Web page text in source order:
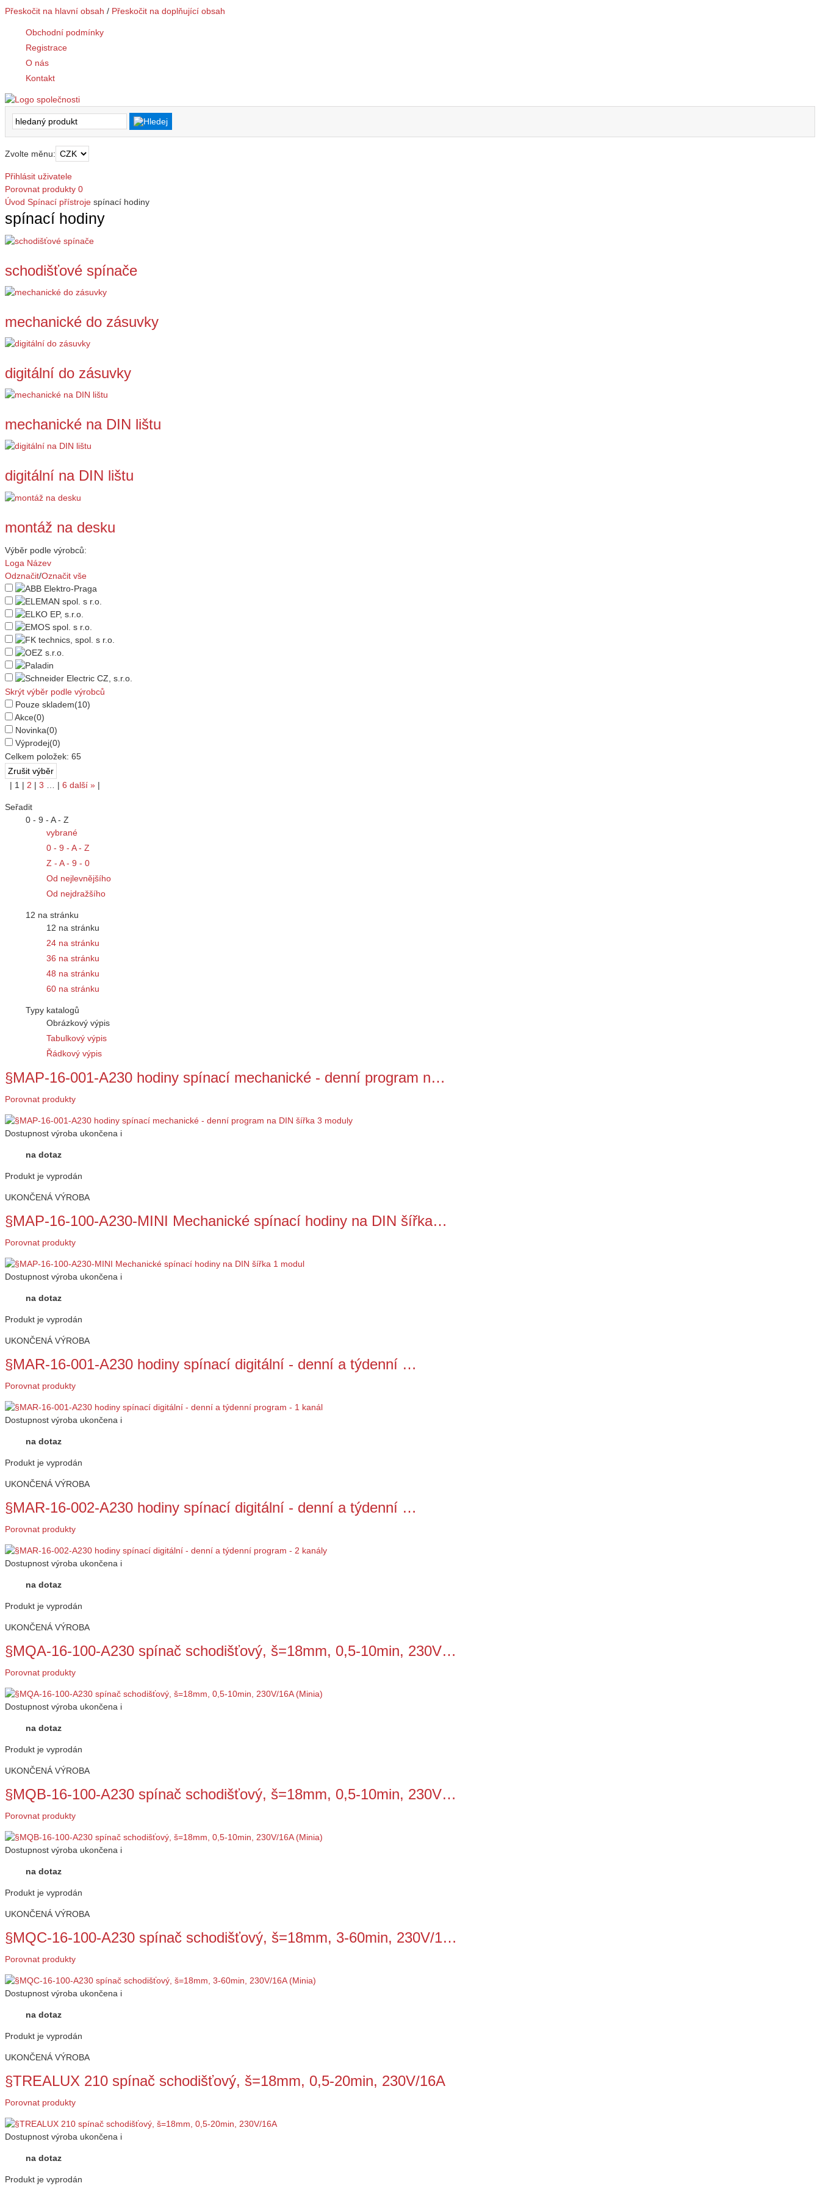
Přeskočit na hlavní obsah / Přeskočit na doplňující obsah
Obchodní podmínky
Registrace
O nás
Kontakt
Zvolte měnu:
Přihlásit uživatele
Porovnat produkty 0
Úvod Spínací přístroje spínací hodiny
spínací hodiny
schodišťové spínače
mechanické do zásuvky
digitální do zásuvky
mechanické na DIN lištu
digitální na DIN lištu
montáž na desku
Výběr podle výrobců:
Loga Název
Odznačit/Označit vše
Skrýt výběr podle výrobců
Pouze skladem(10)
Akce(0)
Novinka(0)
Výprodej(0)
Celkem položek: 65
| 1 | 2 | 3 … | 6 další » |
Seřadit
0 - 9 - A - Z
vybrané
0 - 9 - A - Z
Z - A - 9 - 0
Od nejlevnějšího
Od nejdražšího
12 na stránku
12 na stránku
24 na stránku
36 na stránku
48 na stránku
60 na stránku
Typy katalogů
Obrázkový výpis
Tabulkový výpis
Řádkový výpis
§MAP-16-001-A230 hodiny spínací mechanické - denní program n…
Porovnat produkty
Dostupnost výroba ukončena i
na dotaz
Produkt je vyprodán
UKONČENÁ VÝROBA
§MAP-16-100-A230-MINI Mechanické spínací hodiny na DIN šířka…
Porovnat produkty
Dostupnost výroba ukončena i
na dotaz
Produkt je vyprodán
UKONČENÁ VÝROBA
§MAR-16-001-A230 hodiny spínací digitální - denní a týdenní …
Porovnat produkty
Dostupnost výroba ukončena i
na dotaz
Produkt je vyprodán
UKONČENÁ VÝROBA
§MAR-16-002-A230 hodiny spínací digitální - denní a týdenní …
Porovnat produkty
Dostupnost výroba ukončena i
na dotaz
Produkt je vyprodán
UKONČENÁ VÝROBA
§MQA-16-100-A230 spínač schodišťový, š=18mm, 0,5-10min, 230V…
Porovnat produkty
Dostupnost výroba ukončena i
na dotaz
Produkt je vyprodán
UKONČENÁ VÝROBA
§MQB-16-100-A230 spínač schodišťový, š=18mm, 0,5-10min, 230V…
Porovnat produkty
Dostupnost výroba ukončena i
na dotaz
Produkt je vyprodán
UKONČENÁ VÝROBA
§MQC-16-100-A230 spínač schodišťový, š=18mm, 3-60min, 230V/1…
Porovnat produkty
Dostupnost výroba ukončena i
na dotaz
Produkt je vyprodán
UKONČENÁ VÝROBA
§TREALUX 210 spínač schodišťový, š=18mm, 0,5-20min, 230V/16A
Porovnat produkty
Dostupnost výroba ukončena i
na dotaz
Produkt je vyprodán